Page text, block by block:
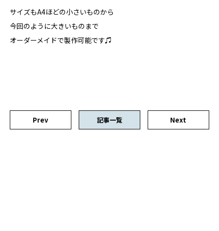
サイズもA4ほどの小さいものから
今回のように大きいものまで
オーダーメイドで製作可能です♫
Prev 記事一覧 Next